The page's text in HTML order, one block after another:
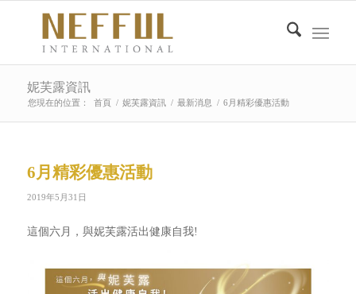
妮芙露資訊
您現在的位置： 首頁 / 妮芙露資訊 / 最新消息 / 6月精彩優惠活動
6月精彩優惠活動
2019年5月31日
這個六月，與妮芙露活出健康自我!